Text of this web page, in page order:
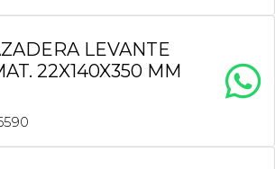
LEVANTE
22X140X350 MM